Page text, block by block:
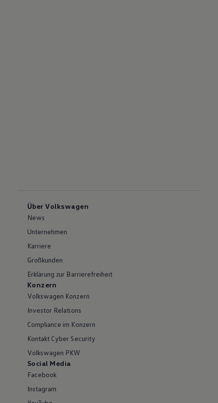
Über Volkswagen
News
Unternehmen
Karriere
Großkunden
Erklärung zur Barrierefreiheit
Konzern
Volkswagen Konzern
Investor Relations
Compliance im Konzern
Kontakt Cyber Security
Volkswagen PKW
Social Media
Facebook
Instagram